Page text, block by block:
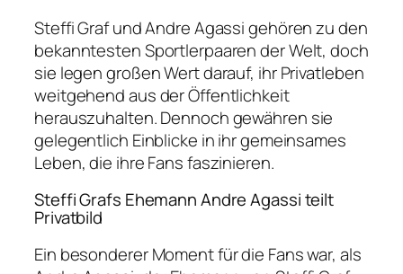
Steffi Graf und Andre Agassi gehören zu den
bekanntesten Sportlerpaaren der Welt, doch
sie legen großen Wert darauf, ihr Privatleben
weitgehend aus der Öffentlichkeit
herauszuhalten. Dennoch gewähren sie
gelegentlich Einblicke in ihr gemeinsames
Leben, die ihre Fans faszinieren.
Steffi Grafs Ehemann Andre Agassi teilt
Privatbild
Ein besonderer Moment für die Fans war, als